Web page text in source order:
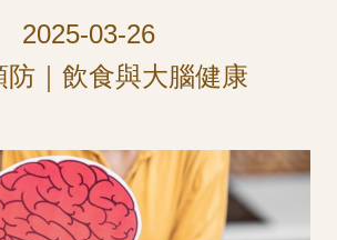
2025-03-26
防｜飲食與大腦健康